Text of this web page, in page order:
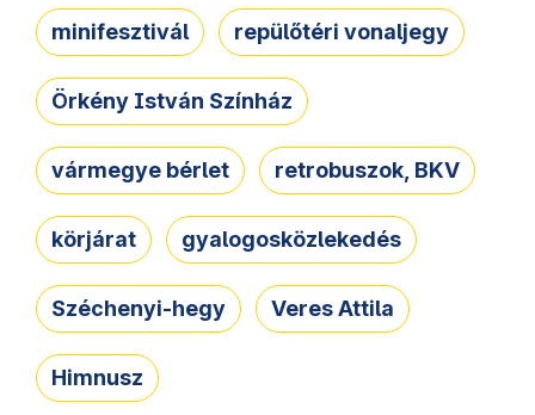
minifesztivál repülőtéri vonaljegy
Örkény István Színház
vármegye bérlet retrobuszok, BKV
körjárat gyalogosközlekedés
Széchenyi-hegy Veres Attila
Himnusz